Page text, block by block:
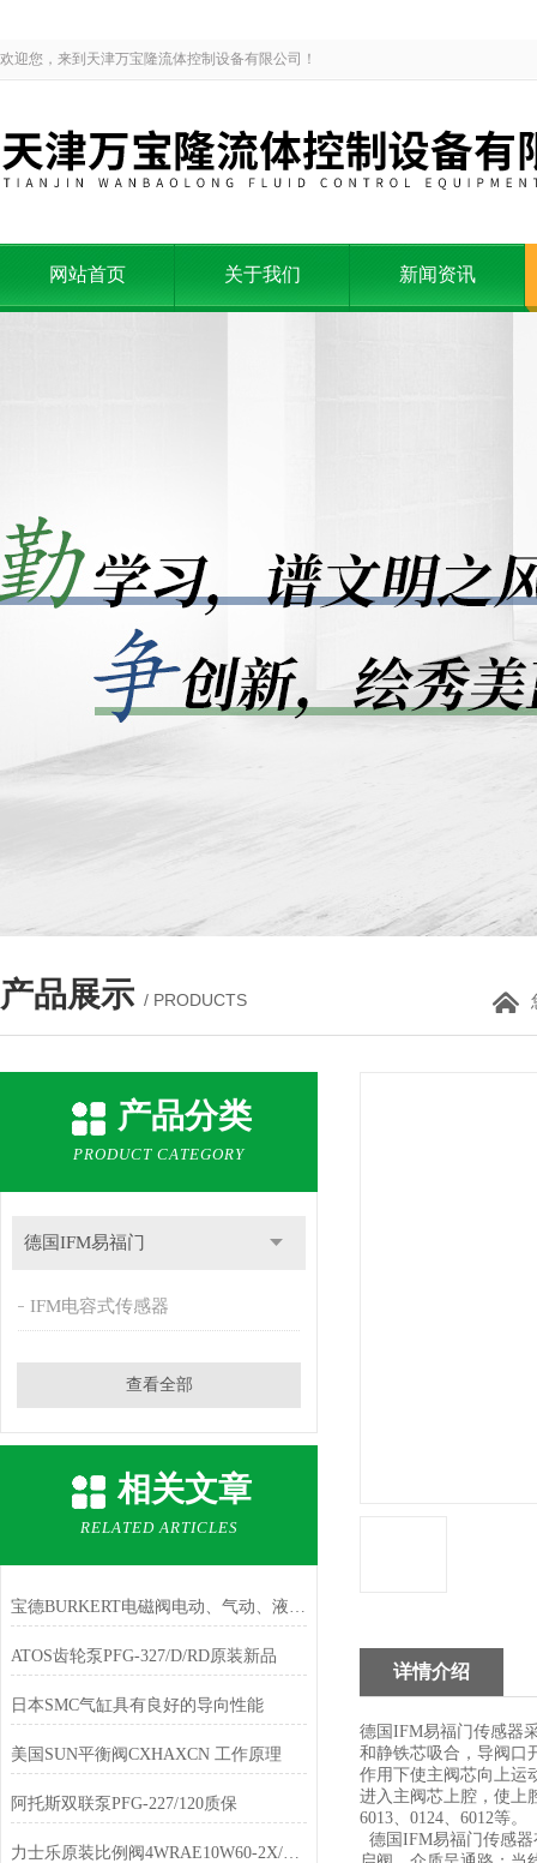
欢迎您，来到天津万宝隆流体控制设备有限公司！
网站首页 关于我们 新闻资讯
产品展示 / PRODUCTS
产品分类
PRODUCT CATEGORY
德国IFM易福门
IFM电容式传感器
查看全部
相关文章
RELATED ARTICLES
宝德BURKERT电磁阀电动、气动、液动执行机构控制阀芯的转动或移动
ATOS齿轮泵PFG-327/D/RD原装新品
日本SMC气缸具有良好的导向性能
美国SUN平衡阀CXHAXCN 工作原理
阿托斯双联泵PFG-227/120质保
力士乐原装比例阀4WRAE10W60-2X/G24K31/F1V库存
详情介绍
德国IFM易福门传感器
和静铁芯吸合，导阀口
作用下使主阀芯向上运
进入主阀芯上腔，使上
6013、0124、6012等。
德国IFM易福门传感